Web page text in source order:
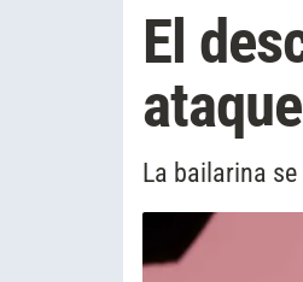
El
La bailarina